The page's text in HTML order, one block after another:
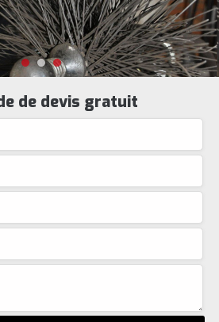
de devis gratuit